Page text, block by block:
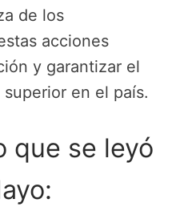
de los
acciones
y garantizar el
en el país.
que se leyó